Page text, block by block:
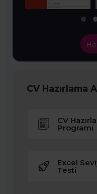
CV Hazırlama
CV
Programı
Excel
Testi